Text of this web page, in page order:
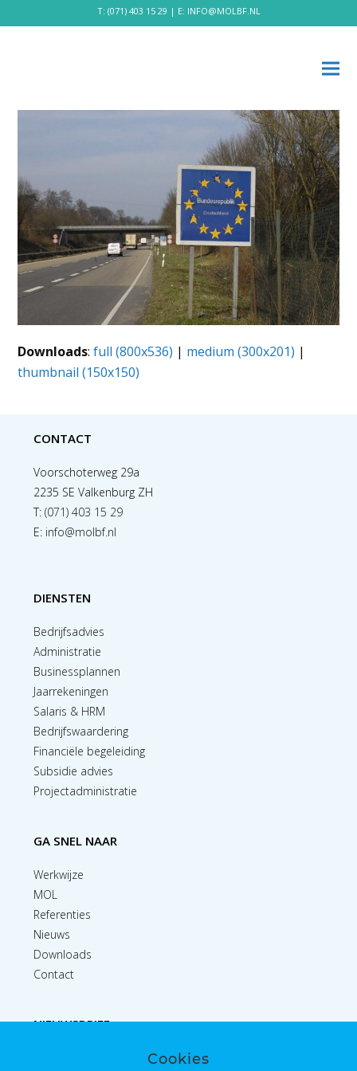
T: (071) 403 15 29 | E: INFO@MOLBF.NL
Downloads:full (800x536) | medium (300x201) |
thumbnail (150x150)
CONTACT
Voorschoterweg 29a
2235 SE Valkenburg ZH
T:(071) 403 15 29
E: info@molbf.nl
DIENSTEN
Bedrijfsadvies
Administratie
Businessplannen
Jaarrekeningen
Salaris & HRM
Bedrijfswaardering
Financiële begeleiding
Subsidie advies
Projectadministratie
GA SNEL NAAR
Werkwijze
MOL
Referenties
Nieuws
Downloads
Contact
NIEUWSBRIEF
Cookies